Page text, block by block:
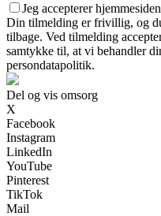
Jeg accepterer
Din tilmelding er frivillig, og
tilbage. Ved tilmelding
samtykke til, at vi behandler
persondatapolitik.
Del og vis omsorg
X
Facebook
Instagram
LinkedIn
YouTube
Pinterest
TikTok
Mail